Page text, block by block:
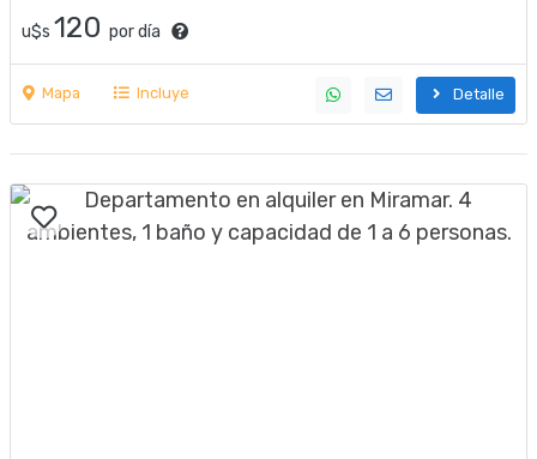
u$s 120 por día
Mapa Incluye Detalle